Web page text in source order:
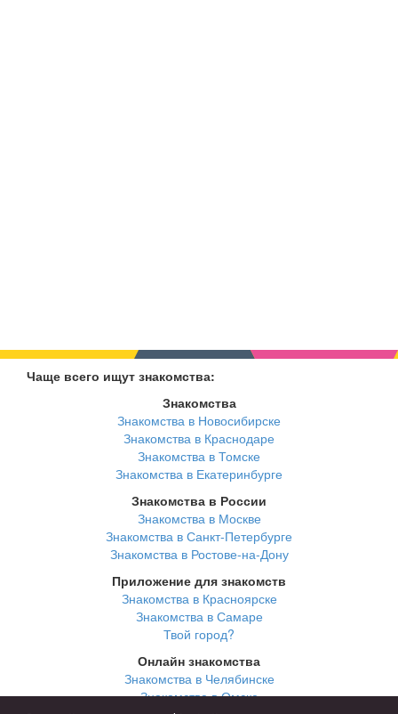
Чаще всего ищут знакомства:
Знакомства
Знакомства в Новосибирске
Знакомства в Краснодаре
Знакомства в Томске
Знакомства в Екатеринбурге
Знакомства в России
Знакомства в Москве
Знакомства в Санкт-Петербурге
Знакомства в Ростове-на-Дону
Приложение для знакомств
Знакомства в Красноярске
Знакомства в Самаре
Твой город?
Онлайн знакомства
Знакомства в Челябинске
Знакомства в Омске